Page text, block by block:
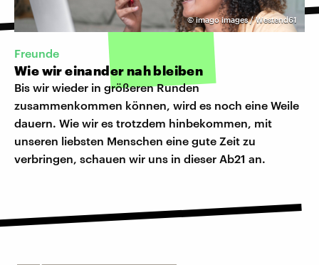
©imago images / Westend61
Freunde
Wie wir einander nah bleiben
Bis wir wieder in größeren Runden
zusammenkommen können, wird es noch eine Weile
dauern. Wie wir es trotzdem hinbekommen, mit
unseren liebsten Menschen eine gute Zeit zu
verbringen, schauen wir uns in dieser Ab21 an.